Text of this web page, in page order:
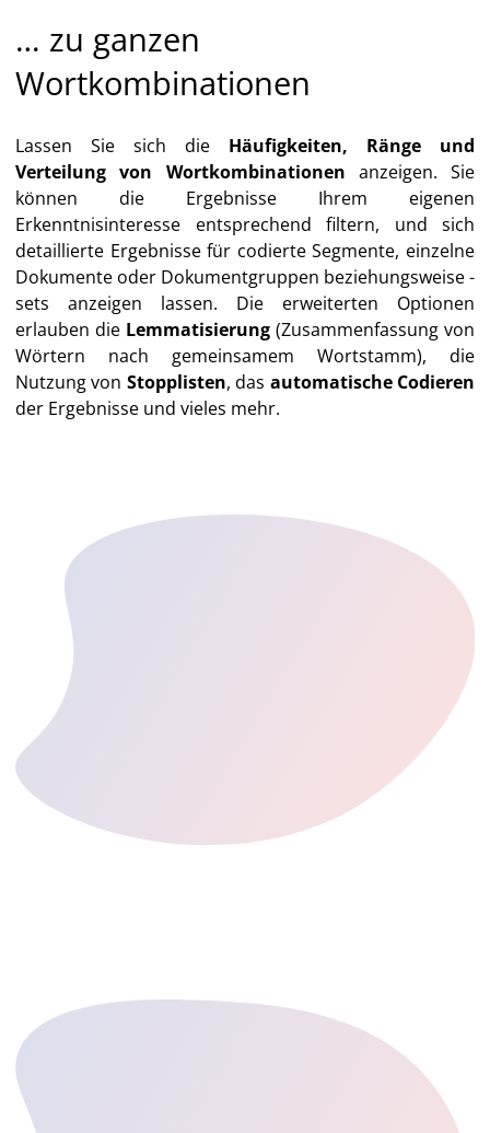
… zu ganzen
Wortkombinationen
Lassen Sie sich die Häufigkeiten, Ränge und
Verteilung von Wortkombinationen anzeigen. Sie
können die Ergebnisse Ihrem eigenen
Erkenntnisinteresse entsprechend filtern, und sich
detaillierte Ergebnisse für codierte Segmente, einzelne
Dokumente oder Dokumentgruppen beziehungsweise -
sets anzeigen lassen. Die erweiterten Optionen
erlauben die Lemmatisierung (Zusammenfassung von
Wörtern nach gemeinsamem Wortstamm), die
Nutzung von Stopplisten, das automatische Codieren
der Ergebnisse und vieles mehr.